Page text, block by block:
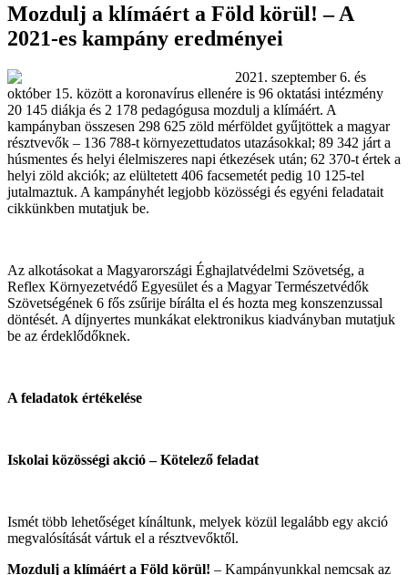
Mozdulj a klímáért a Föld körül! – A
2021-es kampány eredményei
2021. szeptember 6. és
október 15. között a koronavírus ellenére is 96 oktatási intézmény
20 145 diákja és 2 178 pedagógusa mozdulj a klímáért. A
kampányban összesen 298 625 zöld mérföldet gyűjtöttek a magyar
résztvevők – 136 788-t környezettudatos utazásokkal; 89 342 járt a
húsmentes és helyi élelmiszeres napi étkezések után; 62 370-t értek a
helyi zöld akciók; az elültetett 406 facsemetét pedig 10 125-tel
jutalmaztuk. A kampányhét legjobb közösségi és egyéni feladatait
cikkünkben mutatjuk be.
Az alkotásokat a Magyarországi Éghajlatvédelmi Szövetség, a
Reflex Környezetvédő Egyesület és a Magyar Természetvédők
Szövetségének 6 fős zsűrije bírálta el és hozta meg konszenzussal
döntését. A díjnyertes munkákat elektronikus kiadványban mutatjuk
be az érdeklődőknek.
A feladatok értékelése
Iskolai közösségi akció – Kötelező feladat
Ismét több lehetőséget kínáltunk, melyek közül legalább egy akció
megvalósítását vártuk el a résztvevőktől.
Mozdulj a klímáért a Föld körül! – Kampányunkkal nemcsak az